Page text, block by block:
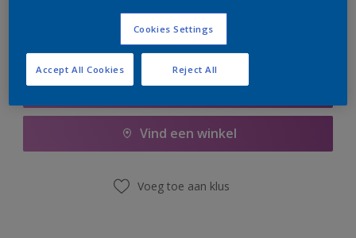
Boodschappenlijst
Vind een winkel
Voeg toe aan klus
Cookies Settings
Reject All
Accept All Cookies